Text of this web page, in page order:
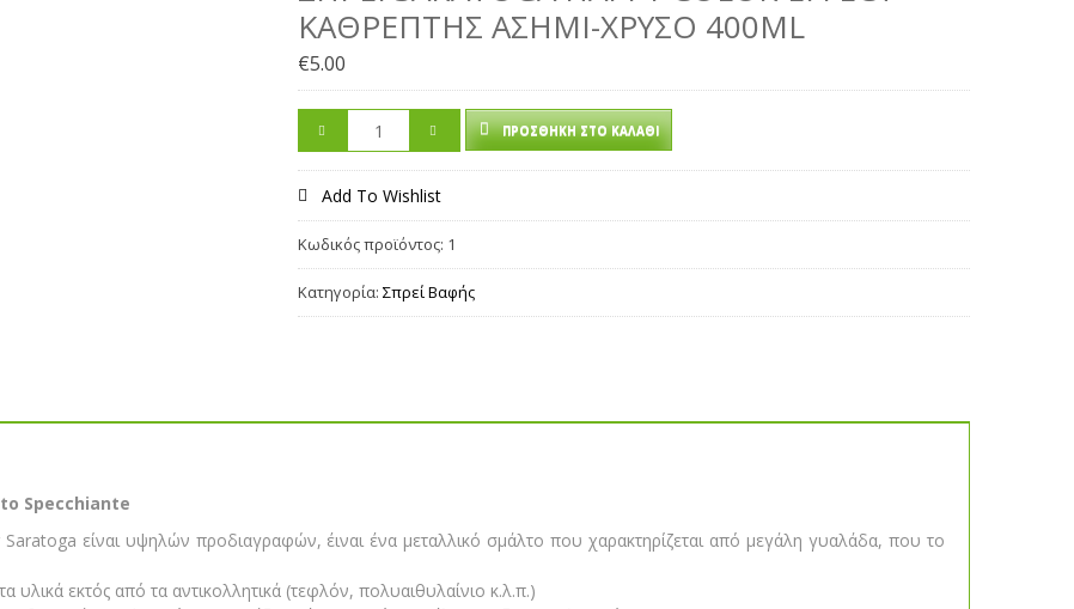
KΑΘΡΈΠΤΗΣ ΑΣΗΜΊ-ΧΡΥΣΌ 400ML
€5.00
ΠΡΟΣΘΉΚΗ ΣΤΟ ΚΑΛΆΘΙ
Add To Wishlist
Κωδικός προϊόντος: 1
Κατηγορία:Σπρεί Βαφής
Specchiante
είναι υψηλών προδιαγραφών, έιναι ένα μεταλλικό σμάλτο που χαρακτηρίζεται από μεγάλη γυαλάδα, που το
υλικά εκτός από τα αντικολλητικά (τεφλόν, πολυαιθυλαίνιο κ.λ.π.)